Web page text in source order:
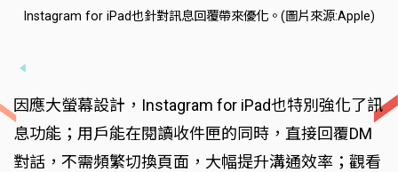
Instagram for iPad也針對訊息回覆帶來優化。(圖片來源:Apple)
因應大螢幕設計，Instagram for iPad也特別強化了訊
息功能；用戶能在閱讀收件匣的同時，直接回覆DM
對話，不需頻繁切換頁面，大幅提升溝通效率；觀看